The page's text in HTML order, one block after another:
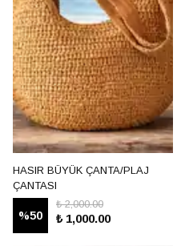
HASIR BÜYÜK ÇANTA/PLAJ
ÇANTASI
%50
₺ 2,000.00
₺ 1,000.00